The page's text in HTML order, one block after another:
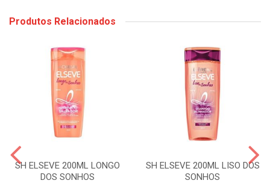
Produtos Relacionados
SH ELSEVE 200ML LONGO
DOS SONHOS
SH ELSEVE 200ML LISO DOS
SONHOS